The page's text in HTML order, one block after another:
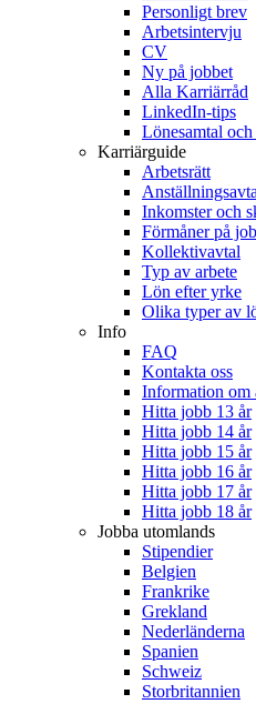
Personligt brev
Arbetsintervju
CV
Ny på jobbet
Alla Karriärråd
LinkedIn-tips
Lönesamtal
Karriärguide
Arbetsrätt
Inkomster och
Förmåner på
Kollektivavtal
Typ av arbete
Lön efter yrke
Olika typer av
Info
FAQ
Kontakta oss
Information om
Hitta jobb 13 år
Hitta jobb 14 år
Hitta jobb 15 år
Hitta jobb 16 år
Hitta jobb 17 år
Hitta jobb 18 år
Jobba utomlands
Stipendier
Belgien
Frankrike
Grekland
Nederländerna
Spanien
Schweiz
Storbritannien